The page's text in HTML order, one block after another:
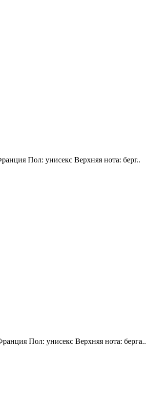
Пол: унисекс Верхняя нота: берг..
Пол: унисекс Верхняя нота: берга..